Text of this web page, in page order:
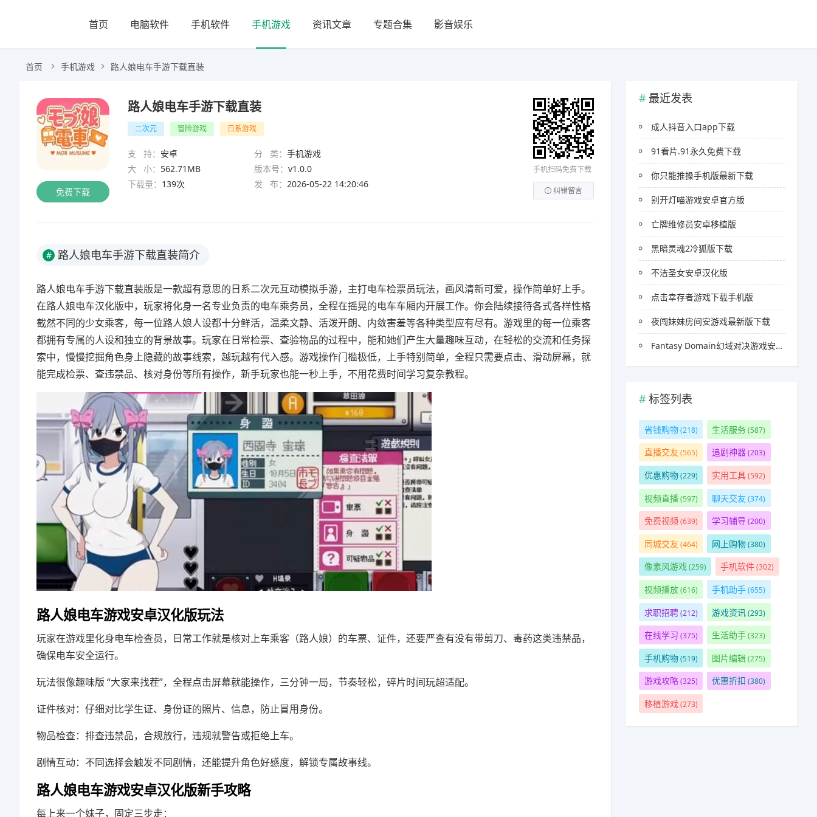
首页 电脑软件 手机软件 手机游戏 资讯文章 专题合集 影音娱乐
首页 手机游戏 路人娘电车手游下载直装
免费下载
路人娘电车手游下载直装
二次元 冒险游戏 日系游戏
支 持： 安卓 分 类： 手机游戏
大 小： 562.71MB 版本号： v1.0.0
下载量： 139次 发 布： 2026-05-22 14:20:46
手机扫码免费下载
纠错留言
# 路人娘电车手游下载直装简介
路人娘电车手游下载直装版是一款超有意思的日系二次元互动模拟手游，主打电车检票员玩法，画风清新可爱，操作简单好上手。
在路人娘电车汉化版中，玩家将化身一名专业负责的电车乘务员，全程在摇晃的电车车厢内开展工作。你会陆续接待各式各样性格
截然不同的少女乘客，每一位路人娘人设都十分鲜活，温柔文静、活泼开朗、内敛害羞等各种类型应有尽有。游戏里的每一位乘客
都拥有专属的人设和独立的背景故事。玩家在日常检票、查验物品的过程中，能和她们产生大量趣味互动，在轻松的交流和任务探
索中，慢慢挖掘角色身上隐藏的故事线索，越玩越有代入感。游戏操作门槛极低，上手特别简单，全程只需要点击、滑动屏幕，就
能完成检票、查违禁品、核对身份等所有操作，新手玩家也能一秒上手，不用花费时间学习复杂教程。
路人娘电车游戏安卓汉化版玩法
玩家在游戏里化身电车检查员，日常工作就是核对上车乘客（路人娘）的车票、证件，还要严查有没有带剪刀、毒药这类违禁品，
确保电车安全运行。
玩法很像趣味版 “大家来找茬”，全程点击屏幕就能操作，三分钟一局，节奏轻松，碎片时间玩超适配。
证件核对：仔细对比学生证、身份证的照片、信息，防止冒用身份。
物品检查：排查违禁品，合规放行，违规就警告或拒绝上车。
剧情互动：不同选择会触发不同剧情，还能提升角色好感度，解锁专属故事线。
路人娘电车游戏安卓汉化版新手攻略
每上来一个妹子，固定三步走：
最近发表
成人抖音入口app下载
91看片.91永久免费下载
你只能推搡手机版最新下载
别开灯喵游戏安卓官方版
亡牌维修员安卓移植版
黑暗灵魂2冷狐版下载
不洁圣女安卓汉化版
点击幸存者游戏下载手机版
夜闯妹妹房间安游戏最新版下载
Fantasy Domain幻域对决游戏安卓官方版
标签列表
省钱购物(218) 生活服务(587)
直播交友 (565) 追剧神器(203)
优惠购物(229) 实用工具(592)
视频直播(597) 聊天交友 (374)
免费视频(639) 学习辅导(200)
同城交友 (464) 网上购物(380)
像素风游戏(259) 手机软件(302)
视频播放(616) 手机助手(655)
求职招聘(212) 游戏资讯(293)
在线学习 (375) 生活助手(323)
手机购物(519) 图片编辑(275)
游戏攻略(325) 优惠折扣 (380)
移植游戏(273)